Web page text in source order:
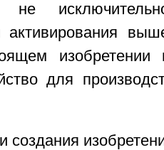
не
активирования
изобретении
для
создания